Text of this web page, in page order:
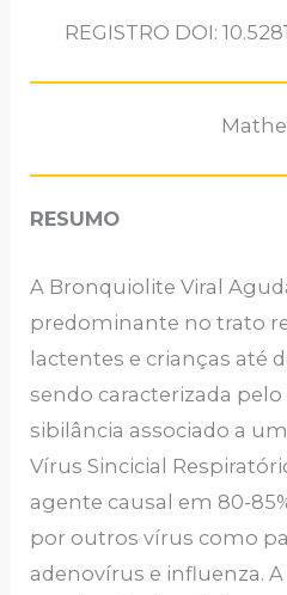
REGISTRO DOI:
RESUMO
A Bronquiolite Viral
predominante no trato
lactentes e crianças até
sendo caracterizada
sibilância associado a
Vírus Sincicial
agente causal em 80-
por outros vírus como
adenovírus e influenza.